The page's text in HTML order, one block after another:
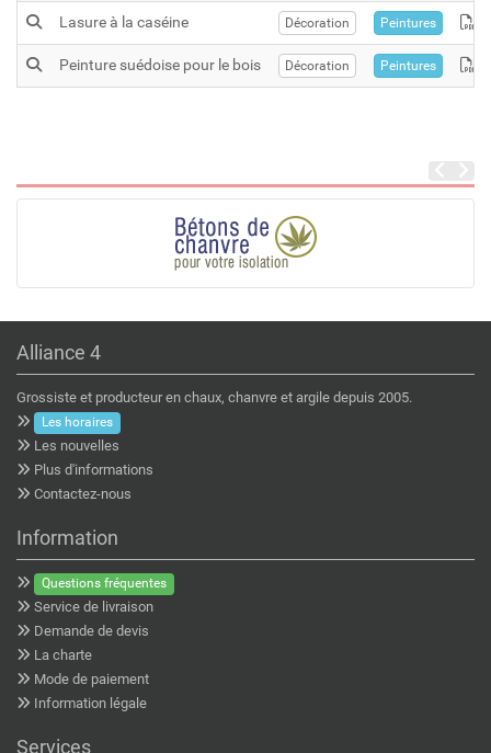
Lasure à la caséine Décoration Peintures
Peinture suédoise pour le bois Décoration Peintures
Alliance 4
Grossiste et producteur en chaux, chanvre et argile depuis 2005.
Les horaires
Les nouvelles
Plus d'informations
Contactez-nous
Information
Questions fréquentes
Service de livraison
Demande de devis
La charte
Mode de paiement
Information légale
Services